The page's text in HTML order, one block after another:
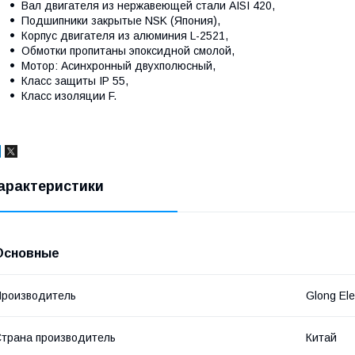
Вал двигателя из нержавеющей стали AISI 420,
Подшипники закрытые NSK (Япония),
Корпус двигателя из алюминия L-2521,
Обмотки пропитаны эпоксидной смолой,
Мотор: Асинхронный двухполюсный,
Класс защиты IP 55,
Класс изоляции F.
Glong
производитель Китай